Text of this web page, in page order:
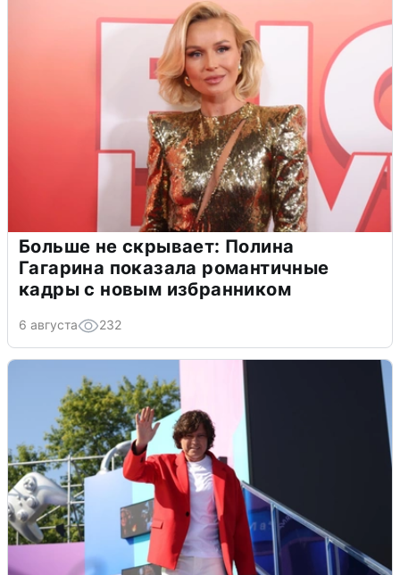
Больше не скрывает: Полина
Гагарина показала романтичные
кадры с новым избранником
6 августа 232